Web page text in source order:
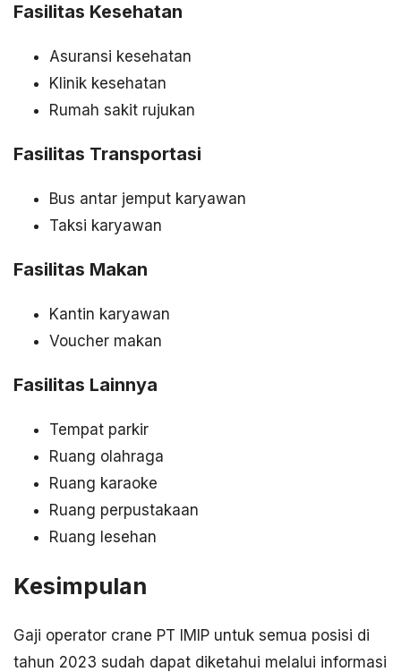
Fasilitas Kesehatan
Asuransi kesehatan
Klinik kesehatan
Rumah sakit rujukan
Fasilitas Transportasi
Bus antar jemput karyawan
Taksi karyawan
Fasilitas Makan
Kantin karyawan
Voucher makan
Fasilitas Lainnya
Tempat parkir
Ruang olahraga
Ruang karaoke
Ruang perpustakaan
Ruang lesehan
Kesimpulan
Gaji operator crane PT IMIP untuk semua posisi di
tahun 2023 sudah dapat diketahui melalui informasi